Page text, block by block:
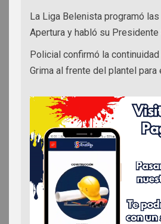
La Liga Belenista programó
Apertura y habló su Presidente
Policial confirmó la
Grima al frente del plantel para